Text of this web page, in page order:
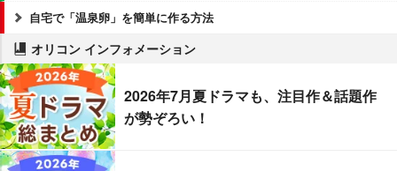
自宅で「温泉卵」を簡単に作る方法
オリコン インフォメーション
2026年7月夏ドラマも、注目作＆話題作
が勢ぞろい！